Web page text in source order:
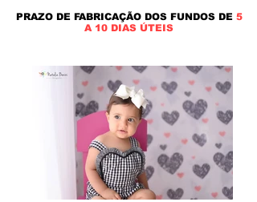
PRAZO DE FABRICAÇÃO DOS FUNDOS DE 5
A 10 DIAS ÚTEIS